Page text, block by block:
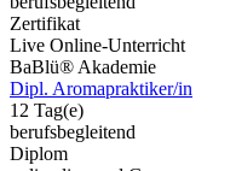
Zertifikat
Live Online-Unterricht
BaBlü® Akademie
Dipl. Aromapraktiker/in
12 Tag(e)
berufsbegleitend
Diplom